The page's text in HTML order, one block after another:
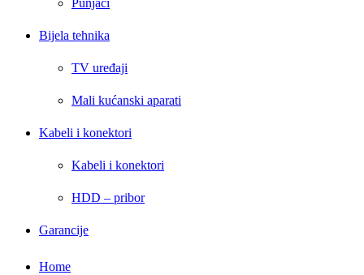
Punjači
Bijela tehnika
TV uređaji
Mali kućanski aparati
Kabeli i konektori
Kabeli i konektori
HDD – pribor
Garancije
Home